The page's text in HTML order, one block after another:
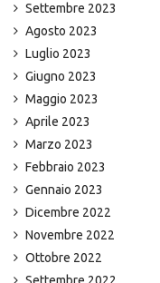
Settembre 2023
Agosto 2023
Luglio 2023
Giugno 2023
Maggio 2023
Aprile 2023
Marzo 2023
Febbraio 2023
Gennaio 2023
Dicembre 2022
Novembre 2022
Ottobre 2022